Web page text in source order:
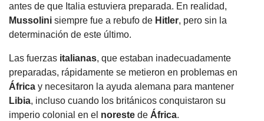
antes de que Italia estuviera preparada. En realidad,
Mussolini siempre fue a rebufo de Hitler, pero sin la
determinación de este último.
Las fuerzas italianas, que estaban inadecuadamente
preparadas, rápidamente se metieron en problemas en
África y necesitaron la ayuda alemana para mantener
Libia, incluso cuando los británicos conquistaron su
imperio colonial en el noreste de África.